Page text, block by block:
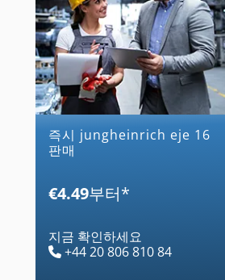
즉시 jungheinrich eje 16
판매
€4.49부터*
지금 확인하세요
+44 20 806 810 84